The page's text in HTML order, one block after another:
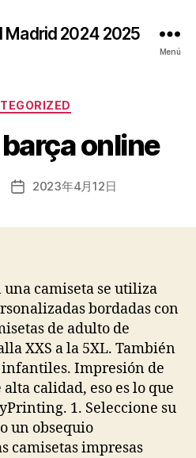
Madrid 2024 2025
Menú
Categorías
online
Fecha2023年4月12日
una camiseta se utiliza
bordadas con
de adulto de
XXS a la 5XL. También
Impresión de
calidad, eso es lo que
1. Seleccione su
un obsequio
camisetas impresas